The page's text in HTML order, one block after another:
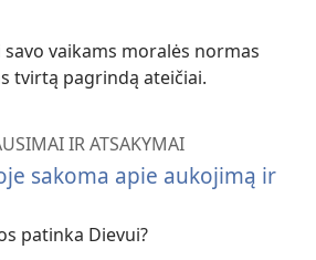
savo vaikams moralės normas
tvirtą pagrindą ateičiai.
IR ATSAKYMAI
sakoma apie aukojimą ir
patinka Dievui?